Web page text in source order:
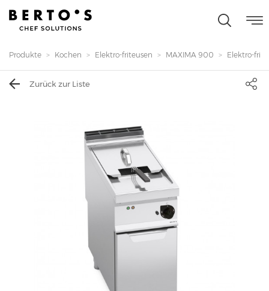
Produkte Kochen Elektro-friteusen MAXIMA 900 Elektro-
Zurück zur Liste